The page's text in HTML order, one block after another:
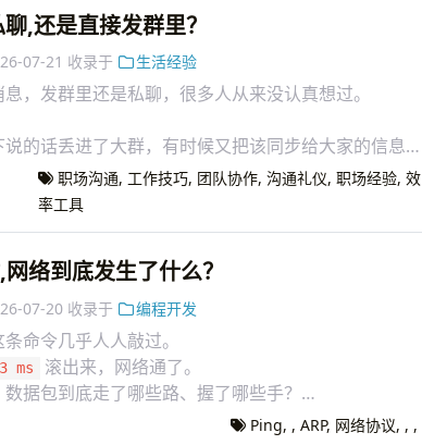
,还是直接发群里？
07-21 收录于 生活经验
，发群里还是私聊，很多人从来没认真想过。
的话丢进了大群，有时候又把该同步给大家的信息
职场沟通, 工作技巧, 团队协作, 沟通礼仪, 职场经验, 效
率工具
络到底发生了什么？
07-20 收录于 编程开发
条命令几乎人人敲过。
ms
滚出来，网络通了。
据包到底走了哪些路、握了哪些手？
用 ICMP 发个包，对面回个包，完事。
Ping, ,ARP, 网络协议, , ,